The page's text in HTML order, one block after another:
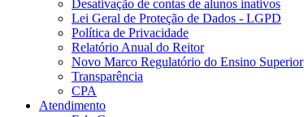
Desativação de contas de alunos inativos
Lei Geral de Proteção de Dados - LGPD
Política de Privacidade
Relatório Anual do Reitor
Novo Marco Regulatório do Ensino Superior
Transparência
CPA
Atendimento